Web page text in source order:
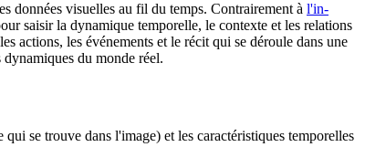
données visuelles au fil du temps. Contrairement à l'in-
saisir la dynamique temporelle, le contexte et les relations
actions, les événements et le récit qui se déroule dans une
dynamiques du monde réel.
se trouve dans l'image) et les caractéristiques temporelles